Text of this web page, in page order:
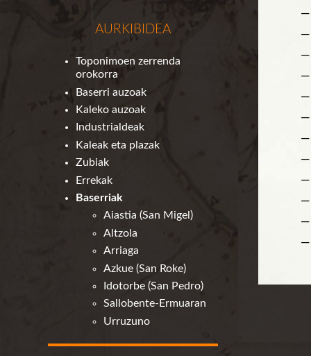
AURKIBIDEA
Toponimoen zerrenda
orokorra
Baserri auzoak
Kaleko auzoak
Industrialdeak
Kaleak eta plazak
Zubiak
Errekak
Baserriak
Aiastia (San Migel)
Altzola
Arriaga
Azkue (San Roke)
Idotorbe (San Pedro)
Sallobente-Ermuaran
Urruzuno
—
—
—
—
—
—
—
—
—
—
—
—